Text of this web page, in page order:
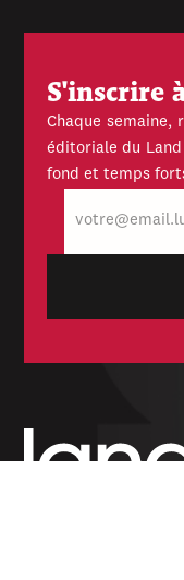
S'inscrire
Chaque semaine,
éditoriale du
fond et temps
mail